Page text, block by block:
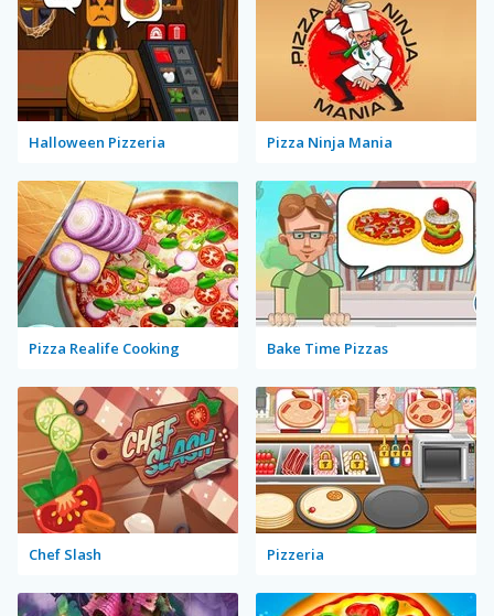
Halloween Pizzeria Pizza Ninja Mania
Pizza Realife Cooking Bake Time Pizzas
Chef Slash Pizzeria